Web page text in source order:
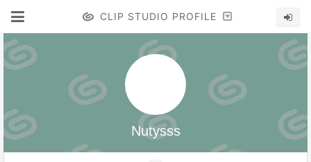
CLIP STUDIO PROFILE
Nutysss